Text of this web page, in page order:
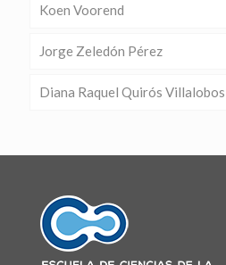
Koen Voorend
Jorge Zeledón Pérez
Diana Raquel Quirós Villalobos